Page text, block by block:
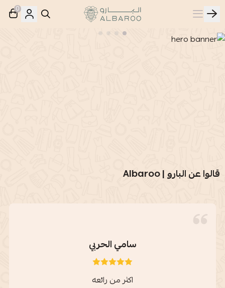
البارو | Albaroo 0
قالوا عن البارو | Albaroo
سامي الحربي
اكثر من رائعه